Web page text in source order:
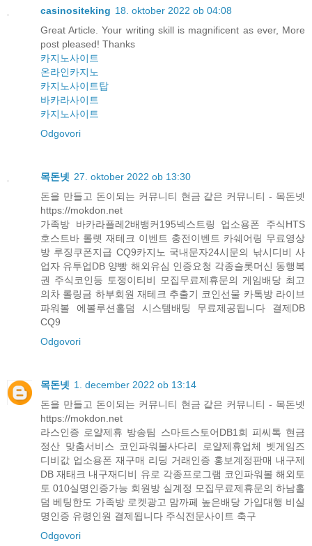
casinositeking 18. oktober 2022 ob 04:08
Great Article. Your writing skill is magnificent as ever, More
post pleased! Thanks
카지노사이트
온라인카지노
카지노사이트탑
바카라사이트
카지노사이트
Odgovori
목돈넷 27. oktober 2022 ob 13:30
돈을 만들고 돈이되는 커뮤니티 현금 같은 커뮤니티 - 목돈넷
https://mokdon.net
가족방 바카라플레2배뱅커195넥스트링 업소용폰 주식HTS
호스트바 롤렛 재테크 이벤트 충전이벤트 카쉐어링 무료영상
방 루징쿠폰지급 CQ9카지노 국내문자24시문의 낚시디비 사
업자 유투업DB 양빵 해외유심 인증요청 각종슬롯머신 동행복
권 주식코인등 토쟁이티비 모집무료제휴문의 게임배당 최고
의차 롤링금 하부회원 재테크 추출기 코인선물 카톡방 라이브
파워볼 에볼루션홀덤 시스템배팅 무료제공됩니다 결제DB
CQ9
Odgovori
목돈넷 1. december 2022 ob 13:14
돈을 만들고 돈이되는 커뮤니티 현금 같은 커뮤니티 - 목돈넷
https://mokdon.net
라스인증 로얄제휴 방송팀 스마트스토어DB1회 피씨톡 현금
정산 맞춤서비스 코인파워볼사다리 로얄제휴업체 벳게임즈
디비값 업소용폰 재구매 리딩 거래인증 홍보계정판매 내구제
DB 재태크 내구재디비 유로 각종프로그램 코인파워볼 해외토
토 010실명인증가능 회원방 실계정 모집무료제휴문의 하남홀
덤 베팅한도 가족방 로켓광고 맘까페 높은배당 가입대행 비실
명인증 유령인원 결제됩니다 주식전문사이트 축구
Odgovori